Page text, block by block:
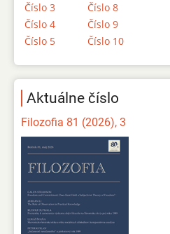
Číslo 3
Číslo 4
Číslo 5
Číslo 8
Číslo 9
Číslo 10
Aktuálne číslo
Filozofia 81 (2026), 3